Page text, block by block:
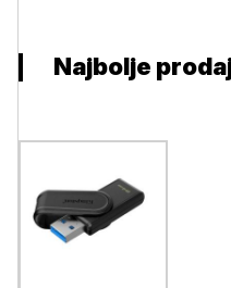
Najbolje